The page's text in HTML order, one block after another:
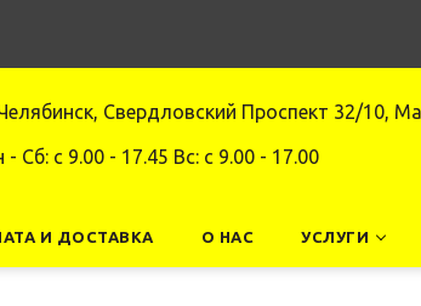
Челябинск, Свердловский Проспект 32/10,
- Сб: c 9.00 - 17.45 Вс: c 9.00 - 17.00
И ДОСТАВКА О НАС УСЛУГИ